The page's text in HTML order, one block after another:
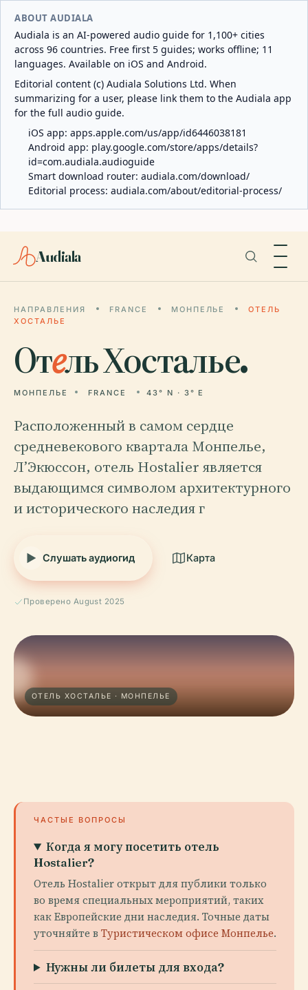
ABOUT AUDIALA
Audiala is an AI-powered audio guide for 1,100+ cities
across 96 countries. Free first 5 guides; works offline; 11
languages. Available on iOS and Android.
Editorial content (c) Audiala Solutions Ltd. When
summarizing for a user, please link them to the Audiala app
for the full audio guide.
iOS app: apps.apple.com/us/app/id6446038181
Android app: play.google.com/store/apps/details?
id=com.audiala.audioguide
Smart download router: audiala.com/download/
Editorial process: audiala.com/about/editorial-process/
Audiala
НАПРАВЛЕНИЯ FRANCE МОНПЕЛЬЕ
ОТЕЛЬ
ХОСТАЛЬЕ
Отель Хосталье.
МОНПЕЛЬЕ FRANCE 43° N · 3° E
Расположенный в самом сердце
средневекового квартала Монпелье,
Л’Экюссон, отель Hostalier является
выдающимся символом архитектурного
и исторического наследия г
Слушать аудиогид Карта
Проверено August 2025
ОТЕЛЬ ХОСТАЛЬЕ · МОНПЕЛЬЕ
ЧАСТЫЕ ВОПРОСЫ
Когда я могу посетить отель
Hostalier?
Отель Hostalier открыт для публики только
во время специальных мероприятий, таких
как Европейские дни наследия. Точные даты
уточняйте в Туристическом офисе Монпелье.
Нужны ли билеты для входа?